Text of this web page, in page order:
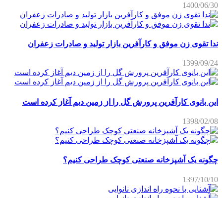
1400/06/30
ندا تقوی زن موفق و کارآفرین بازار تولید و صادرات زعفران
1399/09/24
این بانوی کارآفرین پرورش گل را از زمین دیم آغاز کرده است
1398/02/08
چگونه یک آشپزخانه صنعتی کوچک طراحی کنیم؟
1397/10/10